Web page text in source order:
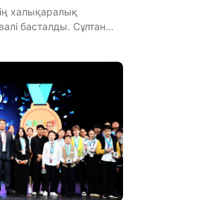
халықаралық
Сұлтан